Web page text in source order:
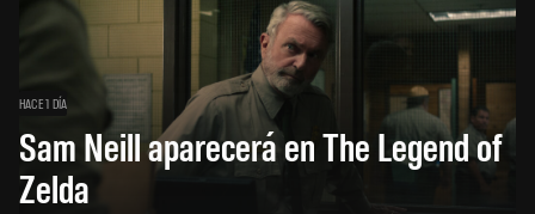
HACE 1 DÍA
Sam Neill aparecerá en The Legend of
Zelda